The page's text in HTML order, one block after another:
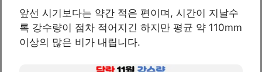
앞선 시기보다는 약간 적은 편이며, 시간이 지날수
록 강수량이 점차 적어지긴 하지만 평균 약 110mm
이상의 많은 비가 내립니다.